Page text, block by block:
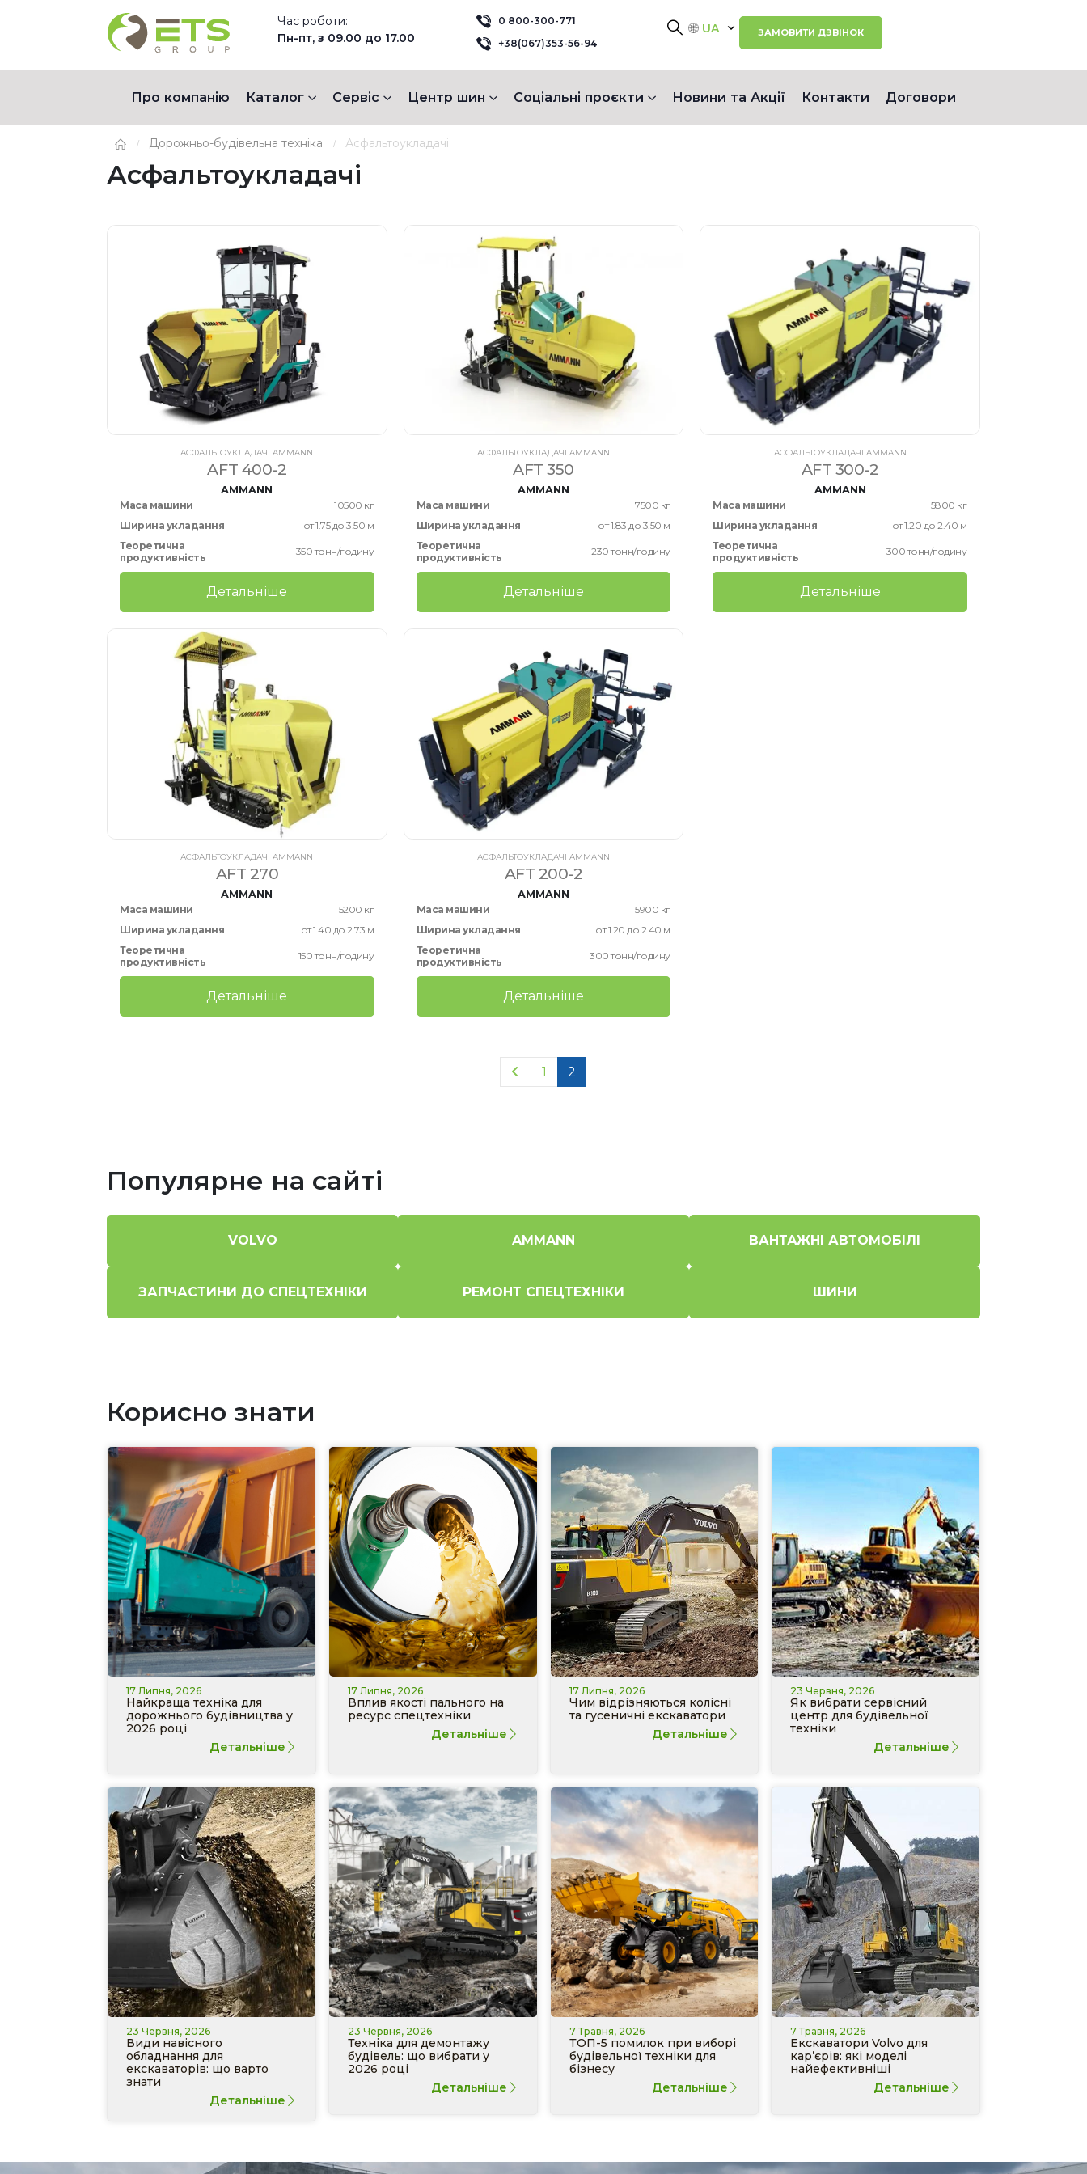
Час роботи:
Пн-пт, з 09.00 до 17.00
0 800-300-771
+38(067)353-56-94
UA ЗАМОВИТИ ДЗВІНОК
Про компанію Каталог Сервіс Центр шин Соціальні проєкти Новини та Акції Контакти Договори
Дорожньо-будівельна техніка Асфальтоукладачі
Асфальтоукладачі
АСФАЛЬТОУКЛАДАЧІ AMMANN
AFT 400-2
AMMANN
Маса машини
10500 кг
Ширина укладання
от 1.75 до 3.50 м
Теоретична
продуктивність
350 тонн/годину
Детальніше
АСФАЛЬТОУКЛАДАЧІ AMMANN
AFT 350
AMMANN
Маса машини
7500 кг
Ширина укладання
от 1.83 до 3.50 м
Теоретична
продуктивність
230 тонн/годину
Детальніше
АСФАЛЬТОУКЛАДАЧІ AMMANN
AFT 300-2
AMMANN
Маса машини
5800 кг
Ширина укладання
от 1.20 до 2.40 м
Теоретична
продуктивність
300 тонн/годину
Детальніше
АСФАЛЬТОУКЛАДАЧІ AMMANN
AFT 270
AMMANN
Маса машини
5200 кг
Ширина укладання
от 1.40 до 2.73 м
Теоретична
продуктивність
150 тонн/годину
Детальніше
АСФАЛЬТОУКЛАДАЧІ AMMANN
AFT 200-2
AMMANN
Маса машини
5900 кг
Ширина укладання
от 1.20 до 2.40 м
Теоретична
продуктивність
300 тонн/годину
Детальніше
1 2
Популярне на сайті
VOLVO AMMANN ВАНТАЖНІ АВТОМОБІЛІ
ЗАПЧАСТИНИ ДО СПЕЦТЕХНІКИ РЕМОНТ СПЕЦТЕХНІКИ ШИНИ
Корисно знати
17 Липня, 2026
Найкраща техніка для
дорожнього будівництва у
2026 році
Детальніше
17 Липня, 2026
Вплив якості пального на
ресурс спецтехніки
Детальніше
17 Липня, 2026
Чим відрізняються колісні
та гусеничні екскаватори
Детальніше
23 Червня, 2026
Як вибрати сервісний
центр для будівельної
техніки
Детальніше
23 Червня, 2026
Види навісного
обладнання для
екскаваторів: що варто
знати
Детальніше
23 Червня, 2026
Техніка для демонтажу
будівель: що вибрати у
2026 році
Детальніше
7 Травня, 2026
ТОП-5 помилок при виборі
будівельної техніки для
бізнесу
Детальніше
7 Травня, 2026
Екскаватори Volvo для
кар’єрів: які моделі
найефективніші
Детальніше